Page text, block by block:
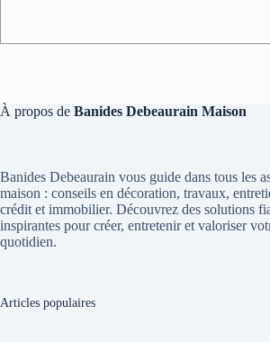
À propos de Banides Debeaurain Maison
Banides Debeaurain vous guide dans tous les
maison : conseils en décoration, travaux,
crédit et immobilier. Découvrez des solutions
inspirantes pour créer, entretenir et valoriser
quotidien.
Articles populaires